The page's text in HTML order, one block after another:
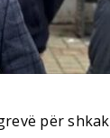
për